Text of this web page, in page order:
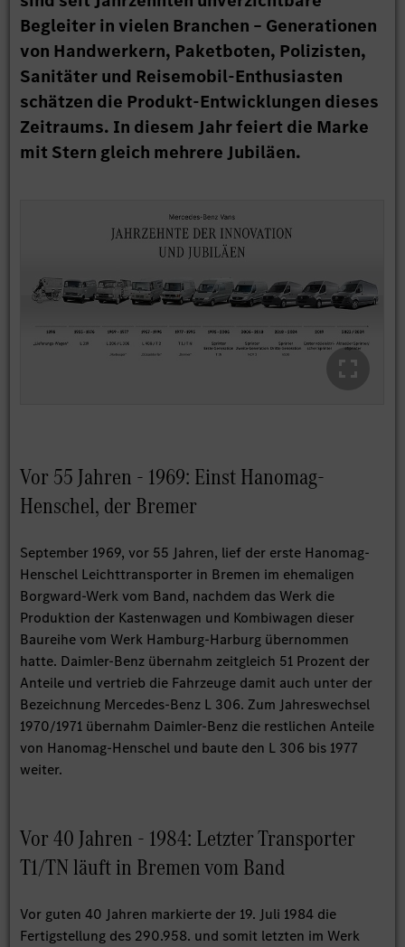
Begleiter in vielen Branchen – Generationen
von Handwerkern, Paketboten, Polizisten,
Sanitäter und Reisemobil-Enthusiasten
schätzen die Produkt-Entwicklungen dieses
Zeitraums. In diesem Jahr feiert die Marke
mit Stern gleich mehrere Jubiläen.
Vor 55 Jahren - 1969: Einst Hanomag-
Henschel, der Bremer
September 1969, vor 55 Jahren, lief der erste Hanomag-
Henschel Leichttransporter in Bremen im ehemaligen
Borgward-Werk vom Band, nachdem das Werk die
Produktion der Kastenwagen und Kombiwagen dieser
Baureihe vom Werk Hamburg-Harburg übernommen
hatte. Daimler-Benz übernahm zeitgleich 51 Prozent der
Anteile und vertrieb die Fahrzeuge damit auch unter der
Bezeichnung Mercedes-Benz L 306. Zum Jahreswechsel
1970/1971 übernahm Daimler-Benz die restlichen Anteile
von Hanomag-Henschel und baute den L 306 bis 1977
weiter.
Vor 40 Jahren - 1984: Letzter Transporter
T1/TN läuft in Bremen vom Band
Vor guten 40 Jahren markierte der 19. Juli 1984 die
Fertigstellung des 290.958. und somit letzten im Werk